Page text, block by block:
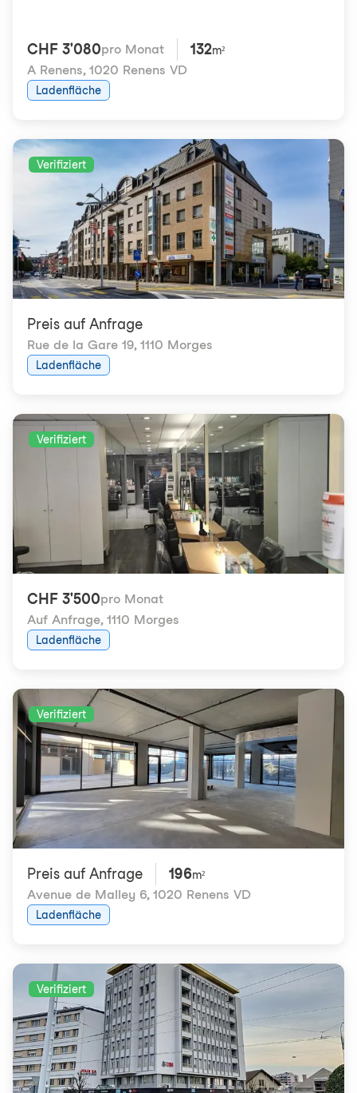
CHF 3'080pro Monat 132m²
A Renens, 1020 Renens VD
Ladenfläche
Verifiziert
Preis auf Anfrage
Rue de la Gare 19, 1110 Morges
Ladenfläche
Verifiziert
CHF 3'500pro Monat
Auf Anfrage, 1110 Morges
Ladenfläche
Verifiziert
Preis auf Anfrage 196m²
Avenue de Malley 6, 1020 Renens VD
Ladenfläche
Verifiziert